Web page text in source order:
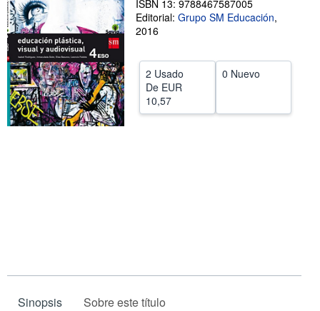
CERRAR
ISBN 13: 9788467587005
Editorial: Grupo SM Educación,
2016
2 Usado
De EUR
10,57
0 Nuevo
Sinopsis Sobre este título